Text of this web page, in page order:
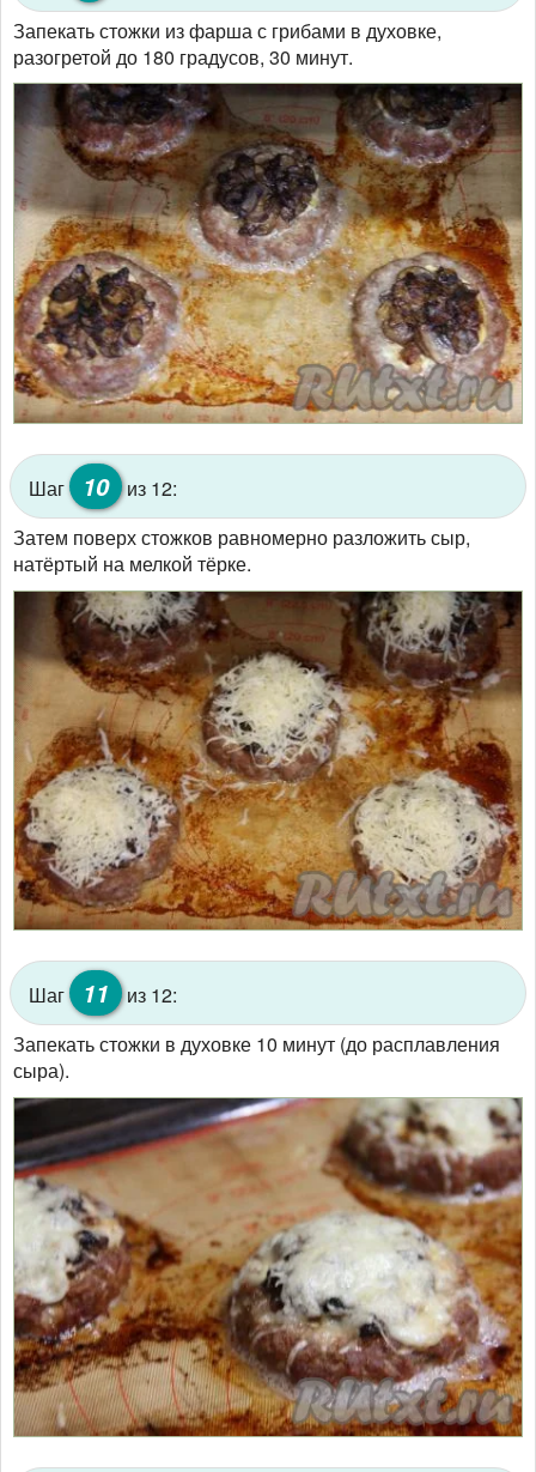
Запекать стожки из фарша с грибами в духовке,
разогретой до 180 градусов, 30 минут.
Шаг 10 из 12:
Затем поверх стожков равномерно разложить сыр,
натёртый на мелкой тёрке.
Шаг 11 из 12:
Запекать стожки в духовке 10 минут (до расплавления
сыра).